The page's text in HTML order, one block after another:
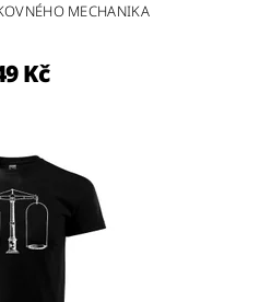
MECHANIKA
Kč